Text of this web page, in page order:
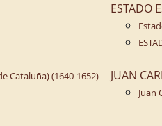
Cataluña) (1640-1652)
Juan